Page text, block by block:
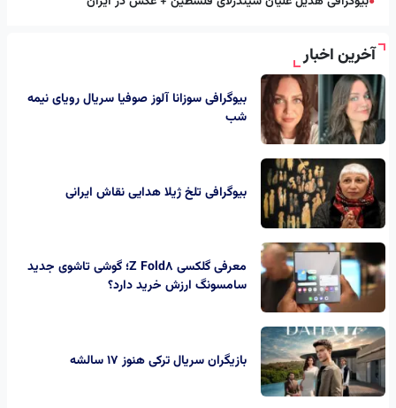
آخرین اخبار
بیوگرافی سوزانا آلوز صوفیا سریال رویای نیمه
شب
بیوگرافی تلخ ژیلا هدایی نقاش ایرانی
معرفی گلکسی Z Fold8؛ گوشی تاشوی جدید
سامسونگ ارزش خرید دارد؟
بازیگران سریال ترکی هنوز ۱۷ سالشه